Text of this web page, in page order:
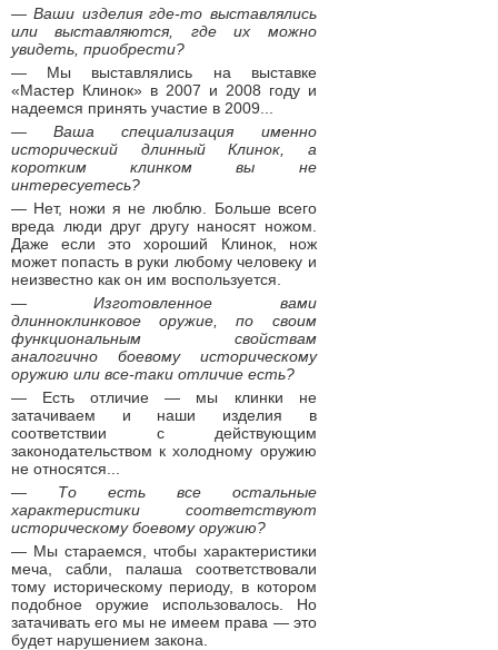
— Ваши изделия где-то выставлялись
или выставляются, где их можно
увидеть, приобрести?
— Мы выставлялись на выставке
«Мастер Клинок» в 2007 и 2008 году и
надеемся принять участие в 2009...
— Ваша специализация именно
исторический длинный Клинок, а
коротким клинком вы не
интересуетесь?
— Нет, ножи я не люблю. Больше всего
вреда люди друг другу наносят ножом.
Даже если это хороший Клинок, нож
может попасть в руки любому человеку и
неизвестно как он им воспользуется.
— Изготовленное вами
длинноклинковое оружие, по своим
функциональным свойствам
аналогично боевому историческому
оружию или все-таки отличие есть?
— Есть отличие — мы клинки не
затачиваем и наши изделия в
соответствии с действующим
законодательством к холодному оружию
не относятся...
— То есть все остальные
характеристики соответствуют
историческому боевому оружию?
— Мы стараемся, чтобы характеристики
меча, сабли, палаша соответствовали
тому историческому периоду, в котором
подобное оружие использовалось. Но
затачивать его мы не имеем права — это
будет нарушением закона.